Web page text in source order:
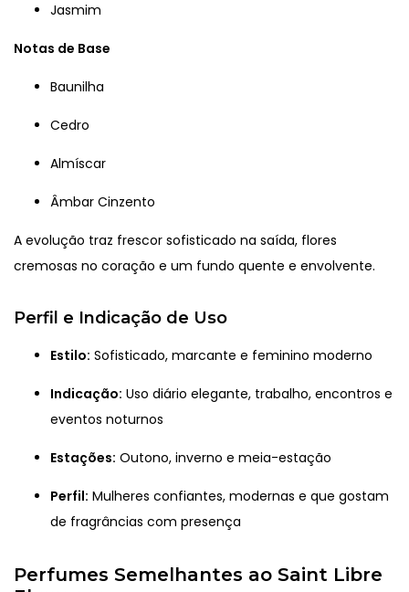
Jasmim
Notas de Base
Baunilha
Cedro
Almíscar
Âmbar Cinzento
A evolução traz frescor sofisticado na saída, flores
cremosas no coração e um fundo quente e envolvente.
Perfil e Indicação de Uso
Estilo: Sofisticado, marcante e feminino moderno
Indicação: Uso diário elegante, trabalho, encontros e
eventos noturnos
Estações: Outono, inverno e meia-estação
Perfil: Mulheres confiantes, modernas e que gostam
de fragrâncias com presença
Perfumes Semelhantes ao Saint Libre